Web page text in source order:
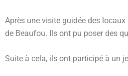
Après une visite guidée des
de Beaufou. Ils ont pu poser des
Suite à cela, ils ont participé à un